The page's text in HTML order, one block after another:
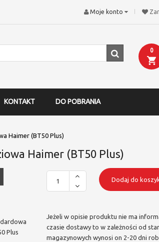
Moje konto
0
KONTAKT DO POBRANIA
Haimer (BT50 Plus)
Haimer (BT50 Plus)
Plus
Dodaj do
Jeżeli w opisie produktu nie ma
czasie dostawy to w zależności od
magazynowych wynosi on 2-20 dni